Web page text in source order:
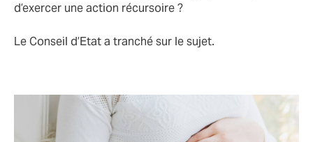
d’exercer une action récursoire ?
Le Conseil d’Etat a tranché sur le sujet.